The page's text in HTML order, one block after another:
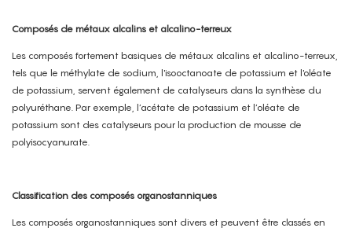
Composés de métaux alcalins et alcalino-terreux
Les composés fortement basiques de métaux alcalins et alcalino-terreux,
tels que le méthylate de sodium, l'isooctanoate de potassium et l'oléate
de potassium, servent également de catalyseurs dans la synthèse du
polyuréthane. Par exemple, l’acétate de potassium et l’oléate de
potassium sont des catalyseurs pour la production de mousse de
polyisocyanurate.
Classification des composés organostanniques
Les composés organostanniques sont divers et peuvent être classés en